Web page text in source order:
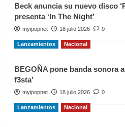
Beck anuncia su nuevo disco
presenta ‘In The Night’
myipopnet 18 julio 2026 0
Lanzamientos Nacional
BEGOÑA pone banda sonora
f3sta’
myipopnet 18 julio 2026 0
Lanzamientos Nacional